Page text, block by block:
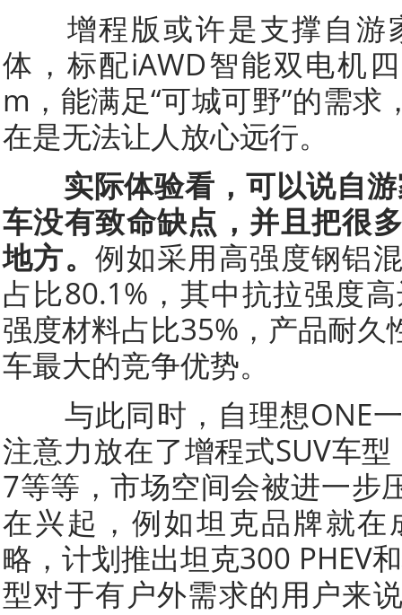
增程版或许是支撑自游
体，标配iAWD智能双电机
m，能满足“可城可野”的需
在是无法让人放心远行。
实际体验看，可以说自
车没有致命缺点，并且把很
地方。例如采用高强度钢铝
占比80.1%，其中抗拉强度
强度材料占比35%，产品耐
车最大的竞争优势。
与此同时，自理想ONE一
注意力放在了增程式SUV车
7等等，市场空间会被进一步
在兴起，例如坦克品牌就
略，计划推出坦克300 PHEV
型对于有户外需求的用户来